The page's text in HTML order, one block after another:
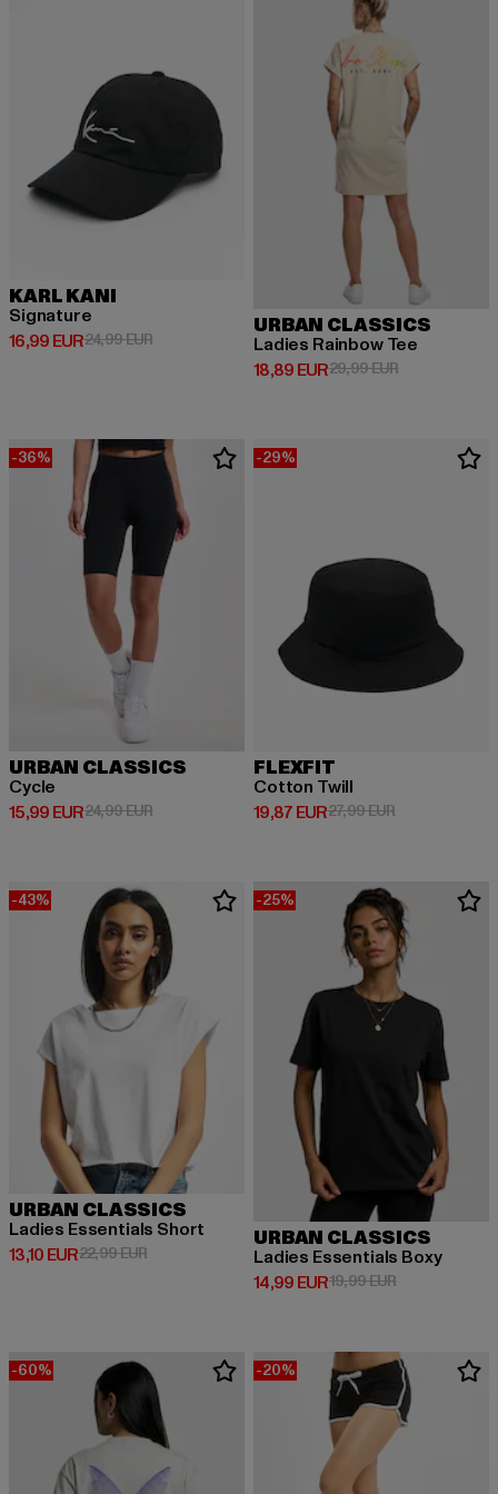
KARL KANI
Signature
16,99 EUR
Derzeitiger Preis: 16,99 EUR
24,99 EURAktionspreis: 24,99 EUR
URBAN CLASSICS
Ladies Rainbow Tee
18,89 EUR
Derzeitiger Preis: 18,89 EUR
29,99 EURAktionspreis:
-36%
URBAN CLASSICS
Cycle
15,99 EUR
Derzeitiger Preis: 15,99 EUR
24,99 EURAktionspreis: 24,99 EUR
-29%
FLEXFIT
Cotton Twill
19,87 EUR
Derzeitiger Preis: 19,87 EUR
27,99 EURAktionspreis:
-43%
URBAN CLASSICS
Ladies Essentials Short
13,10 EUR
Derzeitiger Preis: 13,10 EUR
22,99 EURAktionspreis: 22,99 EUR
-25%
URBAN CLASSICS
Ladies Essentials Boxy
14,99 EUR
Derzeitiger Preis: 14,99 EUR
19,99 EURAktionspreis:
-60% -20%